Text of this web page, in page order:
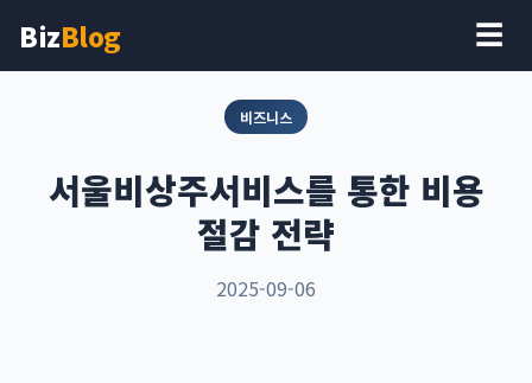
BizBlog ☰
비즈니스
서울비상주서비스를 통한 비용
절감 전략
2025-09-06